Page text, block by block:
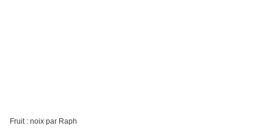
Fruit : noix par Raph